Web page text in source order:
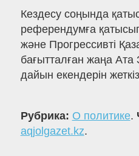
Кездесу соңында
референдумға
және Прогрессивті
бағытталған жаңа Ата
дайын екендерін
Рубрика: О политике.
aqjolgazet.kz.